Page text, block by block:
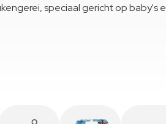
speciaal gericht op baby's